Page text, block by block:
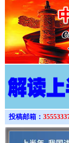
投稿邮箱：